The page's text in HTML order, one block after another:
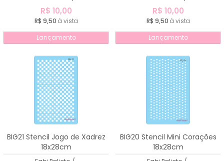
R$ 10,00
R$ 9,50 à vista
Lançamento
R$ 10,00
R$ 9,50 à vista
Lançamento
BIG21 Stencil Jogo de Xadrez
18x28cm
BIG20 Stencil Mini Corações
18x28cm